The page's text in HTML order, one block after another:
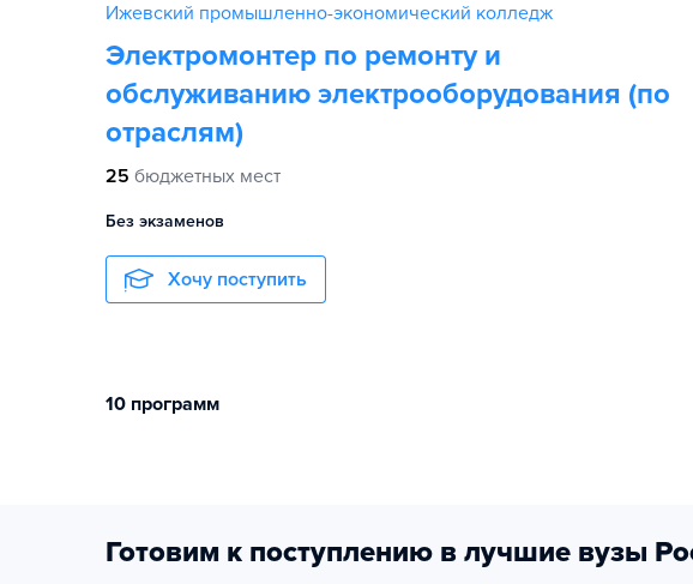
Ижевский промышленно-экономический колледж
Электромонтер по ремонту и
обслуживанию электрооборудования (по
отраслям)
25 бюджетных мест
Без экзаменов
Хочу поступить
10 программ
Готовим к поступлению в лучшие вузы